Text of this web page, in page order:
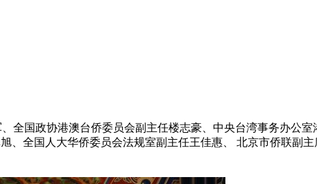
全国政协港澳台侨委员会副主任楼志豪、中央台湾事务办公
全国人大华侨委员会法规室副主任王佳惠、 北京市侨联副